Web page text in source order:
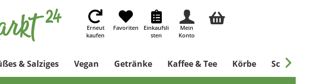
Erneut
kaufen
Favoriten
Einkaufsli
sten
Mein
Konto
& Salziges Vegan Getränke Kaffee & Tee Körbe Schönes
